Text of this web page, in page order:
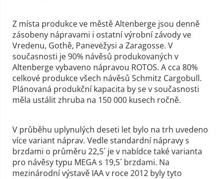
Z místa produkce ve městě Altenberge jsou denně
zásobeny nápravami i ostatní výrobní závody ve
Vredenu, Gothě, Panevėžysi a Zaragosse. V
současnosti je 90% návěsů produkovaných v
Altenberge vybaveno nápravou ROTOS. A cca 80%
celkové produkce všech návěsů Schmitz Cargobull.
Plánovaná produkční kapacita by se v současnosti
měla ustálit zhruba na 150 000 kusech ročně.
V průběhu uplynulých deseti let bylo na trh uvedeno
více variant náprav. Vedle standardní nápravy s
brzdami o průměru 22,5´ je v nabídce také varianta
pro návěsy typu MEGA s 19,5´ brzdami. Na
mezinárodní výstavě IAA v roce 2012 byly tyto